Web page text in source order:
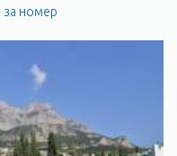
за номер